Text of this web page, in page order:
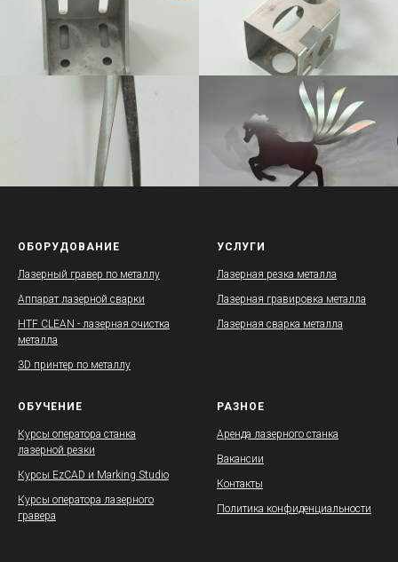
ОБОРУДОВАНИЕ
Лазерный гравер по металлу
Аппарат лазерной сварки
HTF CLEAN - лазерная очистка
металла
3D принтер по металлу
УСЛУГИ
Лазерная резка металла
Лазерная гравировка металла
Лазерная сварка металла
ОБУЧЕНИЕ
Курсы оператора станка
лазерной резки
Курсы EzCAD и Marking Studio
Курсы оператора лазерного
гравера
РАЗНОЕ
Аренда лазерного станка
Вакансии
Контакты
Политика конфиденциальности